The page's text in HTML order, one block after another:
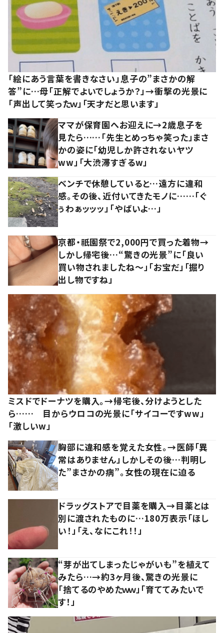
「絵にあう言葉を書きなさい」息子の”まさかの解
答”に…母「正解でよいでしょうか？」→衝撃の光景に
「声出して笑ったｗ」「天才だと思います」
ママが保育園へお迎えに→2歳息子を
見たら……「先生とめっちゃ笑った」まさ
かの姿に「幼児しか許されないヤツ
ww」「大渋滞すぎるw」
ベンチで休憩していると…遠方に違和
感。その後、近付いてきたモノに……「ぐ
ぅわぁッッッ」「やばいよ…」
京都・祇園祭で2,000円で買った着物→
しかし帰宅後…“驚きの光景”に「良い
買い物されましたね～」「お宝だ」「掘り
出し物ですね」
ミスドでドーナツを購入。→帰宅後、分けようとした
ら…… 目からウロコの光景に「サイコーですww」
「激しいw」
胸部に違和感を覚えた女性。→医師「異
常はありません」しかしその後…判明し
た”まさかの病”。女性の現在に迫る
ドラッグストアで目薬を購入→目薬とは
別に渡されたものに…180万表示「ほし
い！」「え、なにこれ！！」
“芽が出てしまったじゃがいも”を植えて
みたら…→約3ヶ月後、驚きの光景に
「捨てるのやめたｗｗ」「育ててみたいで
す！」